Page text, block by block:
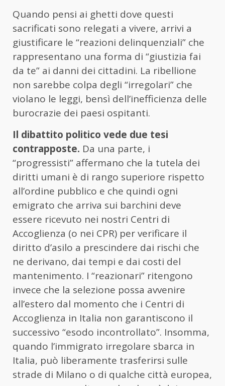
Quando pensi ai ghetti dove questi
sacrificati sono relegati a vivere, arrivi a
giustificare le “reazioni delinquenziali” che
rappresentano una forma di “giustizia fai
da te” ai danni dei cittadini. La ribellione
non sarebbe colpa degli “irregolari” che
violano le leggi, bensì dell’inefficienza delle
burocrazie dei paesi ospitanti.
Il dibattito politico vede due tesi
contrapposte. Da una parte, i
“progressisti” affermano che la tutela dei
diritti umani è di rango superiore rispetto
all’ordine pubblico e che quindi ogni
emigrato che arriva sui barchini deve
essere ricevuto nei nostri Centri di
Accoglienza (o nei CPR) per verificare il
diritto d’asilo a prescindere dai rischi che
ne derivano, dai tempi e dai costi del
mantenimento. I “reazionari” ritengono
invece che la selezione possa avvenire
all’estero dal momento che i Centri di
Accoglienza in Italia non garantiscono il
successivo “esodo incontrollato”. Insomma,
quando l’immigrato irregolare sbarca in
Italia, può liberamente trasferirsi sulle
strade di Milano o di qualche città europea,